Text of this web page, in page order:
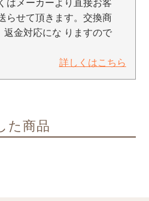
はメーカーより直接お客
らせて頂きます。交換商
返金対応にな りますので
詳しくはこちら
た商品